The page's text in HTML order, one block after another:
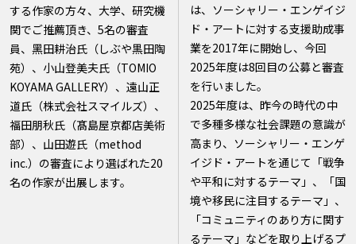
する作家の方々、大学、研究機
関でご推薦頂き、5名の審査
員、黑田耕治氏（しぶや黒田陶
苑）、小山登美夫氏（TOMIO
KOYAMA GALLERY）、遠山正
道氏（株式会社スマイルズ）、
福田朋秋氏（髙島屋京都店美術
部）、山田遊氏（method
inc.）の審査により選ばれた20
名の作家が出展します。
は、ソーシャリー・エンゲイジ
ド・アートに対する支援助成事
業を2017年に開始し、今回
2025年度は8回目の公募と審査
を行いました。
2025年度は、昨今の時代の中
で多種多様な社会課題の意識が
高まり、ソーシャリー・エンゲ
イジド・アートを通じて「戦争
や平和に対するテーマ」、「国
境や移民に注目するテーマ」、
「コミュニティのあり方に関す
るテーマ」などを取り上げるプ